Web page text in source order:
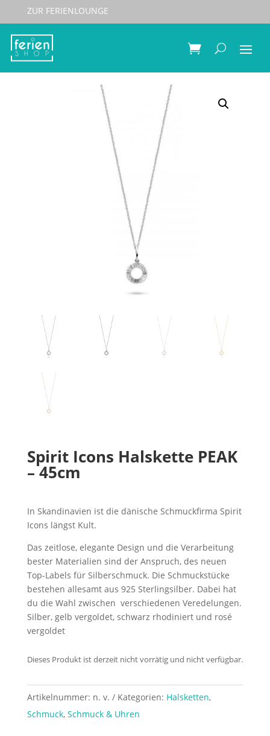
ZUR FERIENLOUNGE
Start/
PEAK – 45cm
Spirit Icons Halskette PEAK
– 45cm
In Skandinavien ist die dänische Schmuckfirma Spirit
Icons längst Kult.
Das zeitlose, elegante Design und die Verarbeitung
bester Materialien sind der Anspruch, des neuen
Top-Labels für Silberschmuck. Die Schmuckstücke
bestehen allesamt aus 925 Sterlingsilber. Dabei hat
du die Wahl zwischen verschiedenen Veredelungen.
Silber, gelb vergoldet, schwarz rhodiniert und rosé
vergoldet
Dieses Produkt ist derzeit nicht vorrätig und nicht verfügbar.
Artikelnummer: n. v. Kategorien: Halsketten,
Schmuck, Schmuck & Uhren